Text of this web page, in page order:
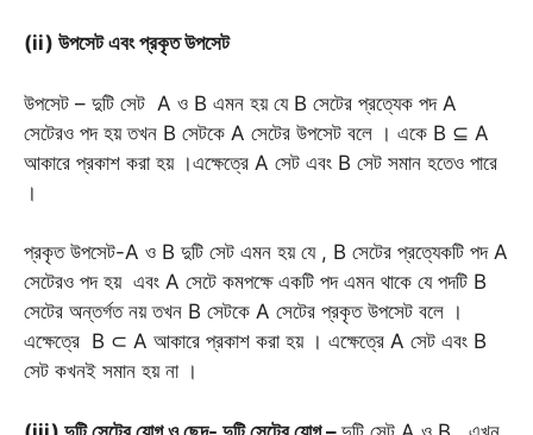
(ii) উপসেট এবং প্রকৃত উপসেট
উপসেট – দুটি সেট A ও B এমন হয় যে B সেটের প্রত্যেক পদ A
সেটেরও পদ হয় তখন B সেটকে A সেটের উপসেট বলে । একে B ⊆ A
আকারে প্রকাশ করা হয় ।এক্ষেত্রে A সেট এবং B সেট সমান হতেও পারে
।
প্রকৃত উপসেট-A ও B দুটি সেট এমন হয় যে , B সেটের প্রত্যেকটি পদ A
সেটেরও পদ হয় এবং A সেটে কমপক্ষে একটি পদ এমন থাকে যে পদটি B
সেটের অন্তর্গত নয় তখন B সেটকে A সেটের প্রকৃত উপসেট বলে ।
এক্ষেত্রে B ⊂ A আকারে প্রকাশ করা হয় । এক্ষেত্রে A সেট এবং B
সেট কখনই সমান হয় না ।